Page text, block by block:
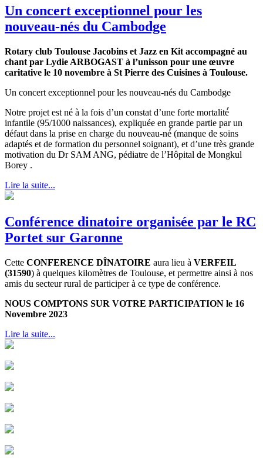
Un concert exceptionnel pour les
nouveau-nés du Cambodge
Rotary club Toulouse Jacobins et Jazz en Kit accompagné au
chant par Lydie ARBOGAST à l’unisson pour une œuvre
caritative le 10 novembre à St Pierre des Cuisines à Toulouse.
Un concert exceptionnel pour les nouveau-nés du Cambodge
Notre projet est né à la fois d’un constat d’une forte mortalité́
infantile (95/1000 naissances), expliquée en grande partie par un
défaut dans la prise en charge du nouveau-né́ (manque de soins
adaptés et de formation du personnel soignant), et d’une très grande
motivation du Dr SAM ANG, pédiatre de l’Hôpital de Mongkul
Borey .
Lire la suite...
Conférence dinatoire organisée par le RC
Portet sur Garonne
Cette CONFERENCE DÎNATOIRE aura lieu à VERFEIL
(31590) à quelques kilomètres de Toulouse, et permettre ainsi à nos
amis du secteur rural de participer à ce type de conférence.
NOUS COMPTONS SUR VOTRE PARTICIPATION le 16
Novembre 2023
Lire la suite...